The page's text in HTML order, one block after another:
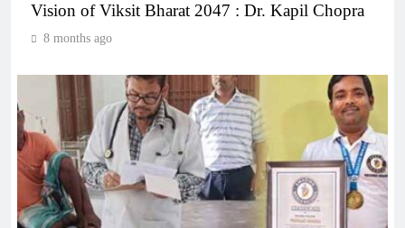
Vision of Viksit Bharat 2047 : Dr. Kapil Chopra
8 months ago